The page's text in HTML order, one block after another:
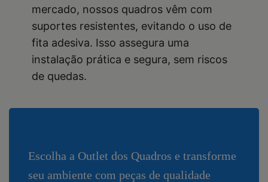
mercado, nossos quadros vêm com
suportes resistentes, evitando o uso de
fita adesiva. Isso assegura uma
instalação prática e segura, sem riscos
de quedas.
Escolha a Outlet dos Quadros e transforme
seu ambiente com peças de qualidade